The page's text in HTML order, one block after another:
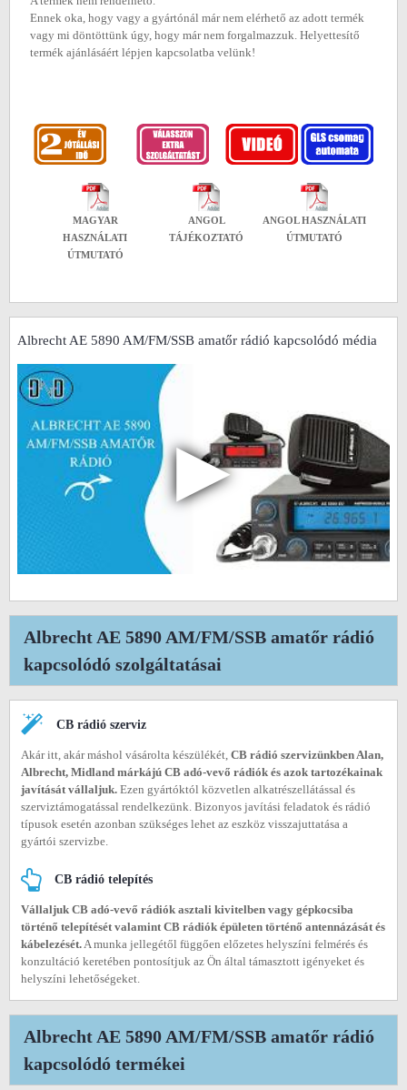
Ennek oka, hogy vagy a gyártónál már nem elérhető az adott termék
vagy mi döntöttünk úgy, hogy már nem forgalmazzuk. Helyettesítő
termék ajánlásáért lépjen kapcsolatba velünk!
MAGYAR
HASZNÁLATI
ÚTMUTATÓ
ANGOL
TÁJÉKOZTATÓ
ANGOL HASZNÁLATI
ÚTMUTATÓ
Albrecht AE 5890 AM/FM/SSB amatőr rádió kapcsolódó média
▶
Albrecht AE 5890 AM/FM/SSB amatőr rádió
kapcsolódó szolgáltatásai
CB rádió szerviz
Akár itt, akár máshol vásárolta készülékét, CB rádió szervizünkben Alan,
Albrecht, Midland márkájú CB adó-vevő rádiók és azok tartozékainak
javítását vállaljuk. Ezen gyártóktól közvetlen alkatrészellátással és
szerviztámogatással rendelkezünk. Bizonyos javítási feladatok és rádió
típusok esetén azonban szükséges lehet az eszköz visszajuttatása a
gyártói szervizbe.
CB rádió telepítés
Vállaljuk CB adó-vevő rádiók asztali kivitelben vagy gépkocsiba
történő telepítését valamint CB rádiók épületen történő antennázását és
kábelezését. A munka jellegétől függően előzetes helyszíni felmérés és
konzultáció keretében pontosítjuk az Ön által támasztott igényeket és
helyszíni lehetőségeket.
Albrecht AE 5890 AM/FM/SSB amatőr rádió
kapcsolódó termékei